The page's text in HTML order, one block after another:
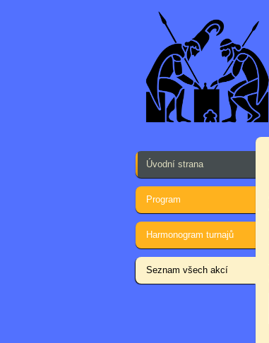
Úvodní strana
Program
Harmonogram turnajů
Seznam všech akcí